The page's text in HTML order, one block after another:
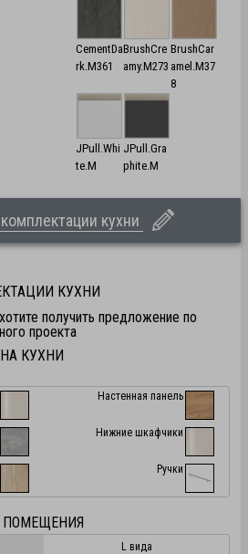
CementDa
rk.M361
BrushCre
amy.M273
BrushCar
amel.M37
8
JPull.Whi
te.M
JPull.Gra
phite.M
кухни
КУХНИ
получить предложение по
проекта
КУХНИ
Настенная панель
Нижние шкафчики
Ручки
ПОМЕЩЕНИЯ
L вида